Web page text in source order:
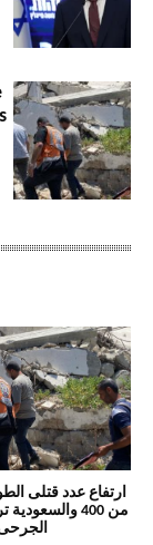
ارتفاع عدد قتلى
من 400